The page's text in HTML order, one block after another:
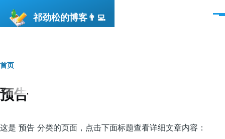
祁劲松的博客👨‍💻
菜
面
包
屑
首页
预告
这是 预告 分类的页面，点击下面标题查看详细文章内容：